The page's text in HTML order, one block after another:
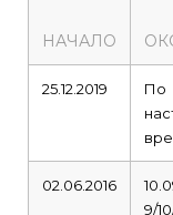
НАЧАЛО
25.12.2019
По
02.06.2016
9/